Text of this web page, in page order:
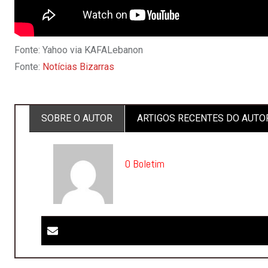
Fonte: Yahoo via KAFALebanon
Fonte: Notícias Bizarras
SOBRE O AUTOR
ARTIGOS RECENTES DO
O Boletim